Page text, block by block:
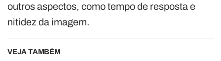
outros aspectos, como tempo de resposta e
nitidez da imagem.
VEJA TAMBÉM